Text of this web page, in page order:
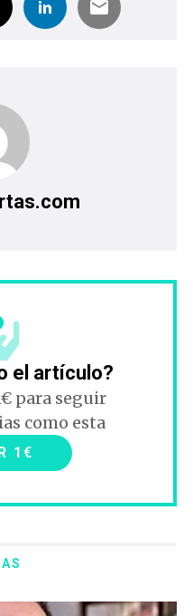
el artículo?
para seguir
como esta
1€